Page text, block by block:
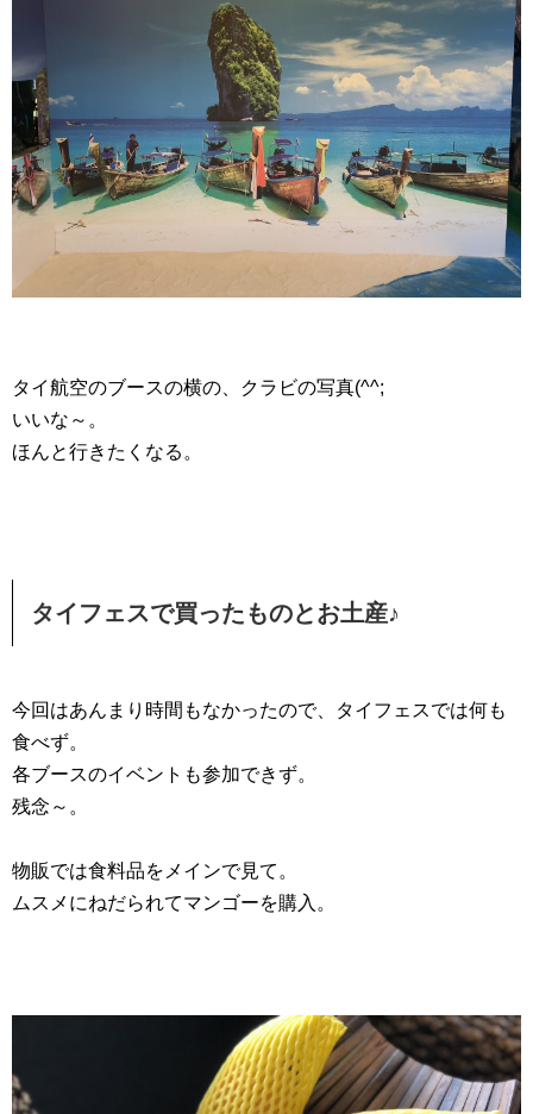
タイ航空のブースの横の、クラビの写真(^^;
いいな～。
ほんと行きたくなる。
タイフェスで買ったものとお土産♪
今回はあんまり時間もなかったので、タイフェスでは何も
食べず。
各ブースのイベントも参加できず。
残念～。
物販では食料品をメインで見て。
ムスメにねだられてマンゴーを購入。